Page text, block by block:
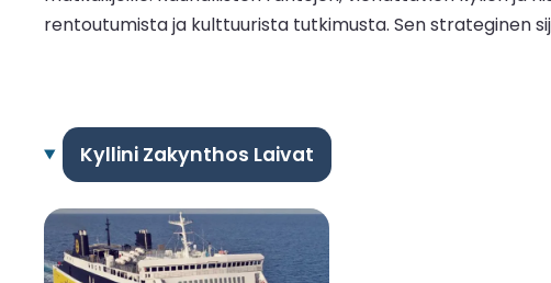
rentoutumista ja kulttuurista tutkimusta. Sen strateginen
Kyllini Zakynthos Laivat